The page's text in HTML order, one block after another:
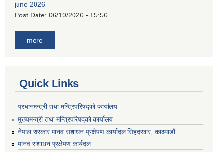
june 2026
Post Date: 06/19/2026 - 15:56
more
Quick Links
प्रधानमन्त्री तथा मन्त्रिपरिषद्को कार्यालय
मुख्यमन्त्री तथा मन्त्रिपरिषद्को कार्यालय
नेपाल सरकार मानव संशाधन प्रक्षेपण कार्यादल सिंहदरबार, काठमाडौं
मानव संशाधन प्रक्षेपण कार्यदल